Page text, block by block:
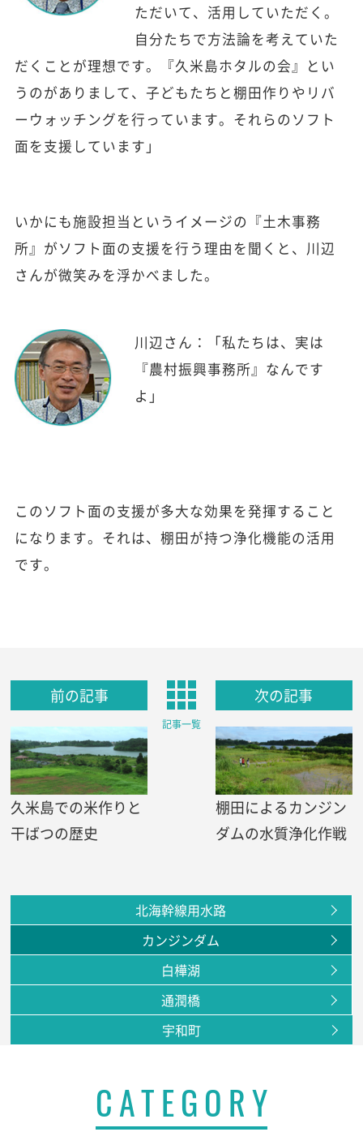
ただいて、活用していただく。
自分たちで方法論を考えていた
だくことが理想です。『久米島ホタルの会』とい
うのがありまして、子どもたちと棚田作りやリバ
ーウォッチングを行っています。それらのソフト
面を支援しています」
いかにも施設担当というイメージの『土木事務
所』がソフト面の支援を行う理由を聞くと、川辺
さんが微笑みを浮かべました。
川辺さん：「私たちは、実は
『農村振興事務所』なんです
よ」
このソフト面の支援が多大な効果を発揮すること
になります。それは、棚田が持つ浄化機能の活用
です。
前の記事
久米島での米作りと
干ばつの歴史
記事一覧
次の記事
棚田によるカンジン
ダムの水質浄化作戦
北海幹線用水路
カンジンダム
白樺湖
通潤橋
宇和町
CATEGORY